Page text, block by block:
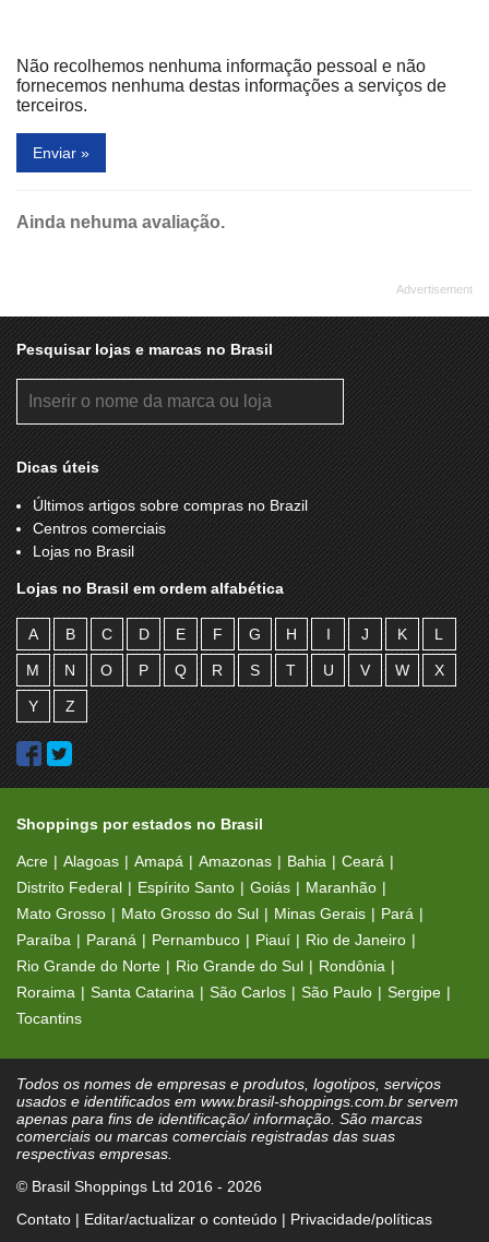
Não recolhemos nenhuma informação pessoal e não
fornecemos nenhuma destas informações a serviços de
terceiros.
Enviar »
Ainda nehuma avaliação.
Pesquisar lojas e marcas no Brasil
Dicas úteis
Últimos artigos sobre compras no Brazil
Centros comerciais
Lojas no Brasil
Lojas no Brasil em ordem alfabética
A B C D E F G H I J K L
M N O P Q R S T U V W X
Y Z
Shoppings por estados no Brasil
Acre Alagoas Amapá Amazonas Bahia
Ceará
Distrito Federal
Espírito Santo Goiás
Maranhão
Mato Grosso
Mato Grosso do Sul Minas Gerais
Pará
Paraíba
Paraná Pernambuco Piauí
Rio de Janeiro
Rio Grande do Norte
Rio Grande do Sul
Rondônia
Roraima
Santa Catarina São Carlos São Paulo
Sergipe
Tocantins
Todos os nomes de empresas e produtos, logotipos, serviços
usados e identificados em www.brasil-shoppings.com.br servem
apenas para fins de identificação/ informação. São marcas
comerciais ou marcas comerciais registradas das suas
respectivas empresas.
© Brasil Shoppings Ltd 2016 - 2026
Contato | Editar/actualizar o conteúdo | Privacidade/políticas